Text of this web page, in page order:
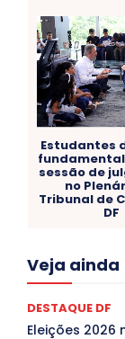
Estudantes
sessão de
no
Tribunal de
DF
Veja ainda
Acre
Covid-19
DESTAQUE DF
Eleições 2026